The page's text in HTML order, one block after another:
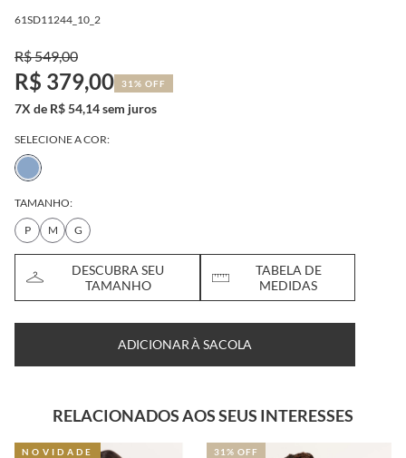
61SD11244_10_2
R$ 549,00
R$ 379,00 31% OFF
7X de R$ 54,14 sem juros
SELECIONE A COR:
TAMANHO:
P
M G
DESCUBRA SEU
TAMANHO
TABELA DE
MEDIDAS
ADICIONAR À SACOLA
RELACIONADOS AOS SEUS INTERESSES
NOVIDADE 31% OFF